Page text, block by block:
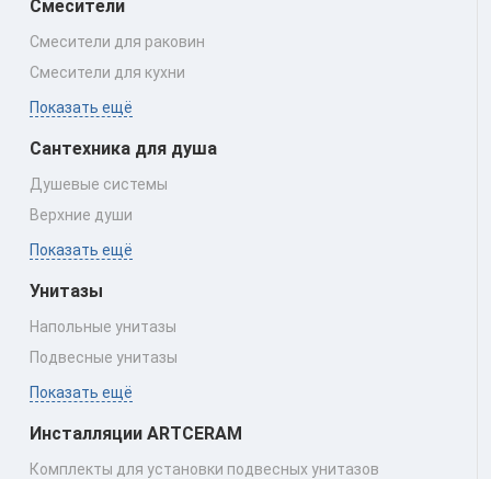
Смесители
Смесители для раковин
Смесители для кухни
Показать ещё
Сантехника для душа
Душевые системы
Верхние души
Показать ещё
Унитазы
Напольные унитазы
Подвесные унитазы
Показать ещё
Инсталляции ARTCERAM
Комплекты для установки подвесных унитазов